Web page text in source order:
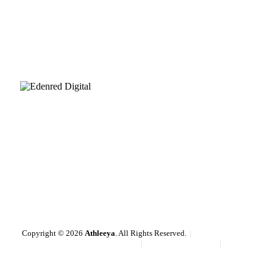
Copyright © 2026 Athleeya . All Rights Reserved.